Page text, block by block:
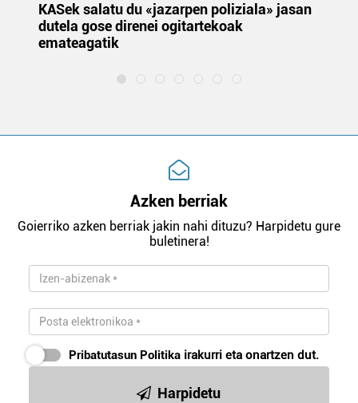
KASek salatu du «jazarpen poliziala» jasan
dutela gose direnei ogitartekoak
emateagatik
Azken berriak
Goierriko azken berriak jakin nahi dituzu? Harpidetu gure
buletinera!
Pribatutasun Politika irakurri eta onartzen dut.
Harpidetu